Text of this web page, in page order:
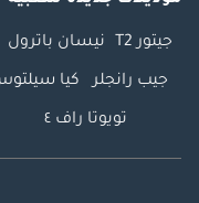
جيتور T2 نيسان باترول
جيب رانجلر كيا
تويوتا راف ٤